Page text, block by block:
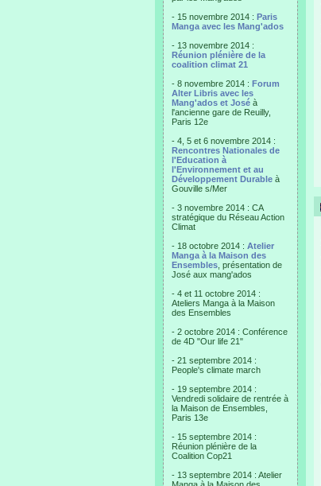
- 15 novembre 2014 : Paris
Manga avec les Mang'ados
- 13 novembre 2014 :
Réunion plénière de la
coalition climat 21
- 8 novembre 2014 : Forum
Alter Libris avec les
Mang'ados et José à
l'ancienne gare de Reuilly,
Paris 12e
- 4, 5 et 6 novembre 2014 :
Rencontres Nationales de
l'Education à
l'Environnement et au
Développement Durable à
Gouville s/Mer
- 3 novembre 2014 : CA
stratégique du Réseau Action
Climat
- 18 octobre 2014 : Atelier
Manga à la Maison des
Ensembles , présentation de
José aux mang'ados
- 4 et 11 octobre 2014 :
Ateliers Manga à la Maison
des Ensembles
- 2 octobre 2014 : Conférence
de 4D "Our life 21"
- 21 septembre 2014 :
People's climate march
- 19 septembre 2014 :
Vendredi solidaire de rentrée à
la Maison de Ensembles,
Paris 13e
- 15 septembre 2014 :
Réunion plénière de la
Coalition Cop21
- 13 septembre 2014 : Atelier